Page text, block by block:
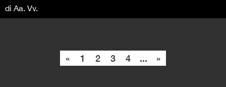
di Aa. Vv.
« 1 2 3 4 ... »